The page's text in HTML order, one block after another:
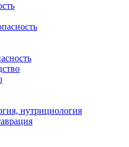
нутрициология